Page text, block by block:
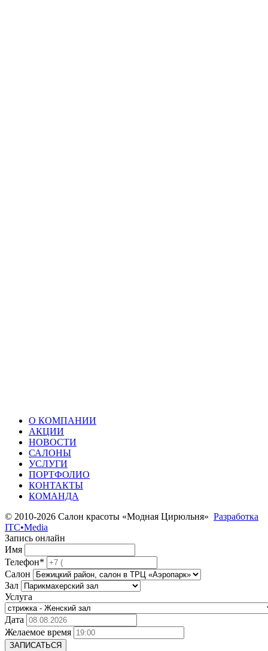
О КОМПАНИИ
АКЦИИ
НОВОСТИ
САЛОНЫ
УСЛУГИ
ПОРТФОЛИО
КОНТАКТЫ
КОМАНДА
© 2010-2026 Салон красоты «Модная Цирюльня» Разработка
ITC•Media
Запись онлайн
Имя
Телефон*
Салон
Зал
Услуга
Дата
Желаемое время
ЗАПИСАТЬСЯ